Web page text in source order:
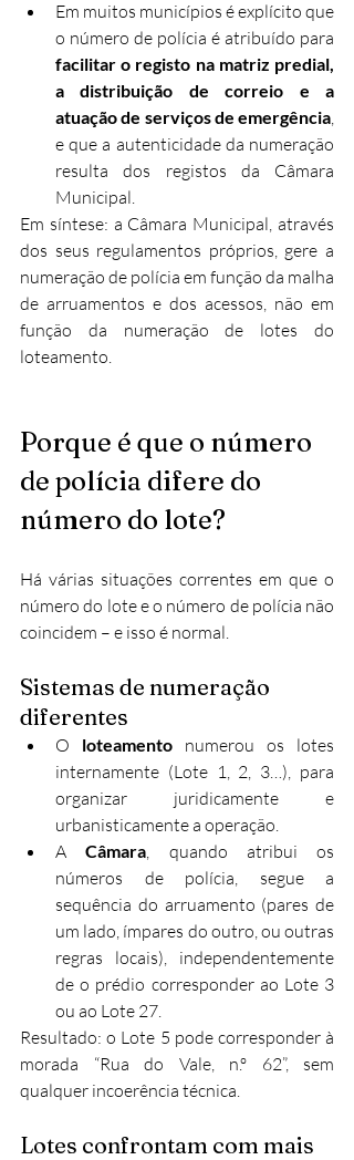
Em muitos municípios é explícito que
facilitar o registo na matriz predial,
a distribuição de correio e a
atuação de serviços de emergência,
e que a autenticidade da numeração
resulta dos registos da Câmara
Municipal.
Em síntese: a Câmara Municipal, através
dos seus regulamentos próprios, gere a
numeração de polícia em função da malha
de arruamentos e dos acessos, não em
função da numeração de lotes do
loteamento.
Porque é que o número
de polícia difere do
número do lote?
Há várias situações correntes em que o
número do lote e o número de polícia não
coincidem – e isso é normal.
Sistemas de numeração
diferentes
O loteamento numerou os lotes
internamente (Lote 1, 2, 3…), para
organizar juridicamente e
urbanisticamente a operação.
A Câmara, quando atribui os
números de polícia, segue a
sequência do arruamento (pares de
um lado, ímpares do outro, ou outras
regras locais), independentemente
de o prédio corresponder ao Lote 3
ou ao Lote 27.
Resultado: o Lote 5 pode corresponder à
morada “Rua do Vale, n.º 62”, sem
qualquer incoerência técnica.
Lotes confrontam com mais